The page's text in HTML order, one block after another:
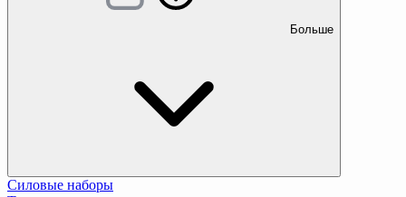
Больше
Силовые наборы